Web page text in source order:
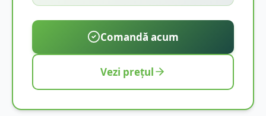
Comandă acum
Vezi prețul